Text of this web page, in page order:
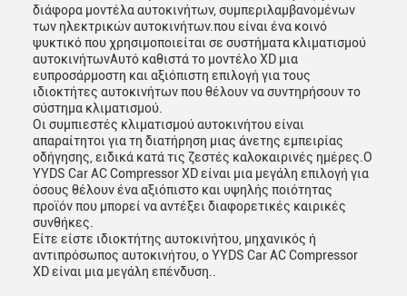
διάφορα μοντέλα αυτοκινήτων, συμπεριλαμβανομένων
των ηλεκτρικών αυτοκινήτων.που είναι ένα κοινό
ψυκτικό που χρησιμοποιείται σε συστήματα κλιματισμού
αυτοκινήτωνΑυτό καθιστά το μοντέλο XD μια
ευπροσάρμοστη και αξιόπιστη επιλογή για τους
ιδιοκτήτες αυτοκινήτων που θέλουν να συντηρήσουν το
σύστημα κλιματισμού.
Οι συμπιεστές κλιματισμού αυτοκινήτου είναι
απαραίτητοι για τη διατήρηση μιας άνετης εμπειρίας
οδήγησης, ειδικά κατά τις ζεστές καλοκαιρινές ημέρες.Ο
YYDS Car AC Compressor XD είναι μια μεγάλη επιλογή για
όσους θέλουν ένα αξιόπιστο και υψηλής ποιότητας
προϊόν που μπορεί να αντέξει διαφορετικές καιρικές
συνθήκες.
Είτε είστε ιδιοκτήτης αυτοκινήτου, μηχανικός ή
αντιπρόσωπος αυτοκινήτου, ο YYDS Car AC Compressor
XD είναι μια μεγάλη επένδυση..